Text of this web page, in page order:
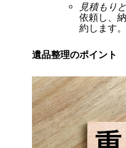
見積もり
依頼し、
約します。
遺品整理のポイント